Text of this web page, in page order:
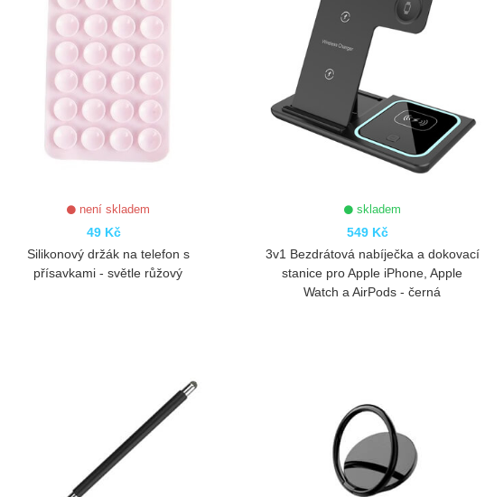
není skladem
49 Kč
Silikonový držák na telefon s
přísavkami - světle růžový
skladem
549 Kč
3v1 Bezdrátová nabíječka a dokovací
stanice pro Apple iPhone, Apple
Watch a AirPods - černá